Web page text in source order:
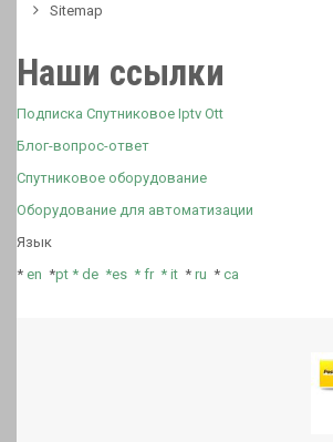
Sitemap
Наши ссылки
Подписка Спутниковое Iptv Ott
Блог-вопрос-ответ
Спутниковое оборудование
Оборудование для автоматизации
Язык
* en *pt * de *es * fr* it * ru * ca